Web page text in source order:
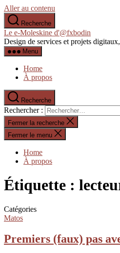
Aller au contenu
Recherche
Le e-Moleskine d'@fxbodin
Design de services et projets
Menu
Home
À propos
Recherche
Rechercher :
Fermer la recherche
Fermer le menu
Home
À propos
Étiquette :
Catégories
Matos
Premiers (faux) pas